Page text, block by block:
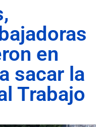
en
sacar la
Trabajo